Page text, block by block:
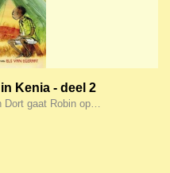
Kenia - deel 2
Dort gaat Robin op…